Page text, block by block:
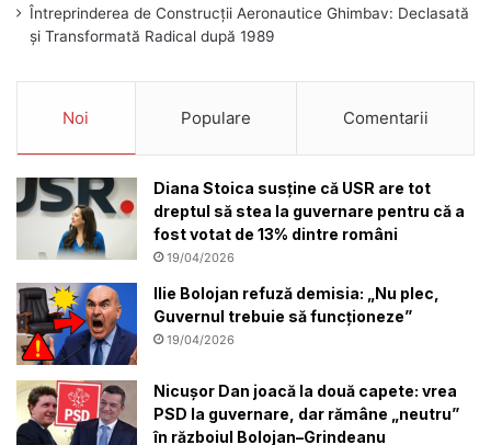
Întreprinderea de Construcții Aeronautice Ghimbav: Declasată
și Transformată Radical după 1989
Noi Populare Comentarii
Diana Stoica susține că USR are tot
dreptul să stea la guvernare pentru că a
fost votat de 13% dintre români
19/04/2026
Ilie Bolojan refuză demisia: „Nu plec,
Guvernul trebuie să funcționeze”
19/04/2026
Nicușor Dan joacă la două capete: vrea
PSD la guvernare, dar rămâne „neutru”
în războiul Bolojan–Grindeanu